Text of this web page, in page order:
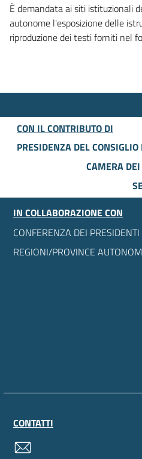
È demandata ai siti istituzionali
autonome l'esposizione delle
riproduzione dei testi forniti nel
CON IL CONTRIBUTO DI
PRESIDENZA DEL
CAMERA DEI
IN COLLABORAZIONE CON
CONFERENZA DEI
REGIONI/PROVINCE
CONTATTI